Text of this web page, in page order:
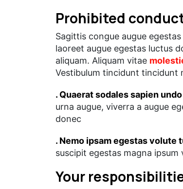
Prohibited
Sagittis congue augue
laoreet augue egestas luctus
aliquam. Aliquam vitae
Vestibulum tincidunt tincidunt
. Quaerat sodales sapien
urna augue, viverra a augue
donec
. Nemo ipsam egestas volute
suscipit egestas magna
Your